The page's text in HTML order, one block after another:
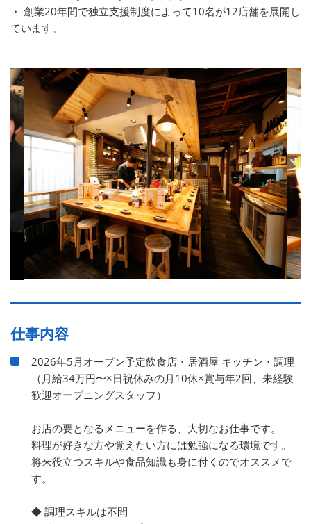
・ 創業20年間で独立支援制度によって10名が12店舗を展開し
ています。
仕事内容
2026年5月オープン予定飲食店・居酒屋 キッチン・調理
（月給34万円〜×日祝休みの月10休×賞与年2回、未経験
歓迎オープニングスタッフ）
お店の要となるメニューを作る、大切なお仕事です。
料理が好きな方や覚えたい方には勉強になる環境です。
将来役立つスキルや食品知識も身に付くのでオススメで
す。
◆ 調理スキルは不問